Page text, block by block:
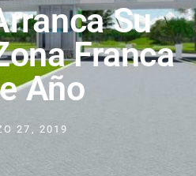
Su
Franca
Año
27, 2019